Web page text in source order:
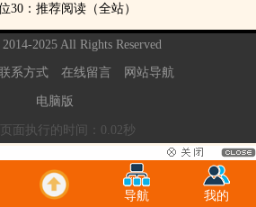
30：推荐阅读（全站）
2025 All Rights Reserved
系方式 在线留言 网站导航
电脑版
面执行的时间：0.02秒
导航 我的